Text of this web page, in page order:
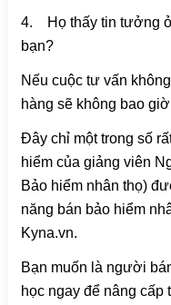
4.
Họ thấy tin tưởng
bạn?
Nếu cuộc tư vấn
hàng sẽ không bao
Đây chỉ một trong số
hiểm của giảng viên
Bảo hiểm nhân thọ)
năng bán bảo hiểm
Kyna.vn.
Bạn muốn là người
học ngay để nâng cấp